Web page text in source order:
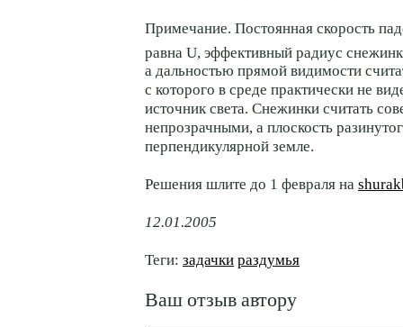
Примечание. Постоянная скорость
равна U, эффективный радиус
а дальностью прямой видимости
с которого в среде практически не
источник света. Снежинки считать
непрозрачными, а плоскость
перпендикулярной земле.
Решения шлите до 1 февраля на
12.01.2005
Теги: задачки раздумья
Ваш отзыв автору